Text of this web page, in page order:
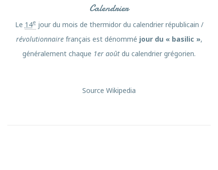
Calendrier
Le 14e jour du mois de thermidor du calendrier républicain /
révolutionnairefrançais est dénommé jour du « basilic »,
généralement chaque 1er août du calendrier grégorien.
Source Wikipedia